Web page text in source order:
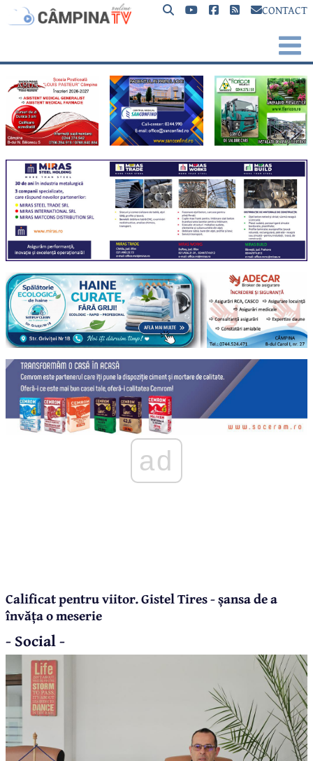
CONTACT
ad
Calificat pentru viitor. Gistel Tires - șansa de a
învăța o meserie
- Social -